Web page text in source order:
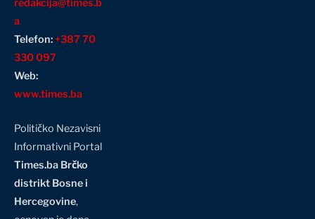
redakcija@times.b
a
Telefon:+387 70
330 097
Web:
www.times.ba
Političko Nezavisni
Informativni Portal
Times.ba Brčko
distrikt Bosne i
Hercegovine,